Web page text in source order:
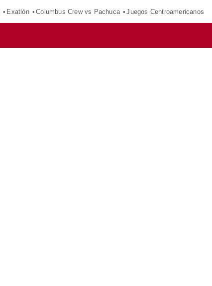
Exatlón Columbus Crew vs Pachuca Juegos Centroamericanos